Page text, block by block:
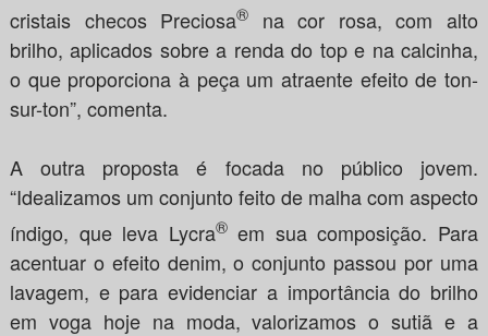
cristais checos Preciosa®
na cor rosa, com alto
brilho, aplicados sobre a renda do top e na calcinha,
o que proporciona à peça um atraente efeito de ton-
sur-ton”, comenta.
A outra proposta é focada no público jovem.
“Idealizamos um conjunto feito de malha com aspecto
índigo, que leva Lycra®em sua composição. Para
acentuar o efeito denim, o conjunto passou por uma
lavagem, e para evidenciar a importância do brilho
em voga hoje na moda, valorizamos o sutiã e a